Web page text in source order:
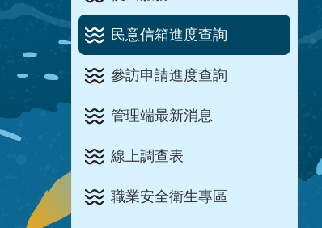
民意信箱進度查詢
參訪申請進度查詢
管理端最新消息
線上調查表
職業安全衛生專區